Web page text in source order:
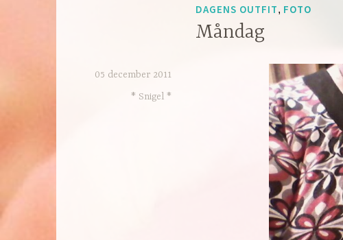
DAGENS OUTFIT, FOTO
Måndag
05 december 2011
* Snigel *